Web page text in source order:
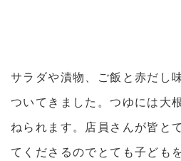
サラダや漬物、ご飯と赤だし
ついてきました。つゆには大
ねられます。店員さんが皆と
てくださるのでとても子ども